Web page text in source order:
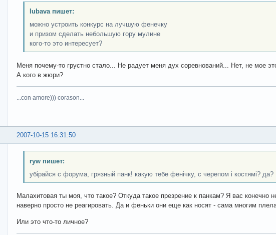
lubava пишет:
можно устроить конкурс на лучшую фенечку
и призом сделать небольшую гору мулине
кого-то это интересует?
Меня почему-то грустно стало... Не радует меня дух соревнований... Нет, не мое
А кого в жюри?
...con amore))) corason...
2007-10-15 16:31:50
ryw пишет:
убірайся с форума, грязный панк! какую тебе фенічку, с черепом і костямі? да?
Малахитовая ты моя, что такое? Откуда такое презрение к панкам? Я вас
наверно просто не реагировать. Да и феньки они еще как носят - сама многим
Или это что-то личное?